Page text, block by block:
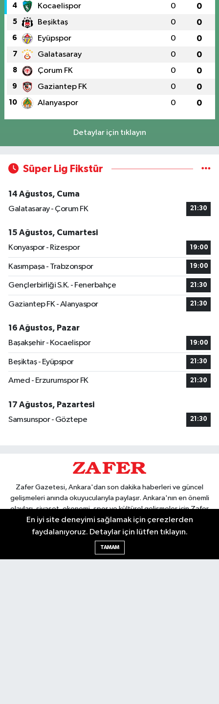
4 Kocaelispor 0 0
5 Beşiktaş 0 0
6 Eyüpspor 0 0
7 Galatasaray 0 0
8 Çorum FK 0 0
9 Gaziantep FK 0 0
10 Alanyaspor 0 0
Detaylar için tıklayın
Süper Lig Fikstür
14 Ağustos, Cuma
Galatasaray - Çorum FK
21:30
15 Ağustos, Cumartesi
Konyaspor - Rizespor
19:00
Kasımpaşa - Trabzonspor 19:00
Gençlerbirliği S.K. - Fenerbahçe 21:30
Gaziantep FK - Alanyaspor 21:30
16 Ağustos, Pazar
Başakşehir - Kocaelispor
19:00
Beşiktaş - Eyüpspor 21:30
Amed - Erzurumspor FK 21:30
17 Ağustos, Pazartesi
Samsunspor - Göztepe
21:30
Zafer Gazetesi, Ankara'dan son dakika haberleri ve güncel
gelişmeleri anında okuyucularıyla paylaşır. Ankara'nın en önemli
olayları, siyaset, ekonomi, spor ve kültürel gelişmeler için Zafer
Gazetesi'ni takip edin. Başkentin güvendiği haber kaynağı.
En iyi site deneyimi sağlamak için çerezlerden
faydalanıyoruz. Detaylar için lütfen tıklayın.
TAMAM